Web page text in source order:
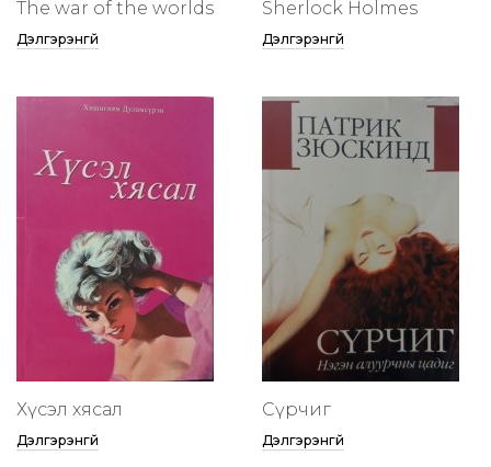
The war of the worlds
Дэлгэрэнгүй
Sherlock Holmes
Дэлгэрэнгүй
Хүсэл хясал
Дэлгэрэнгүй
Сүрчиг
Дэлгэрэнгүй